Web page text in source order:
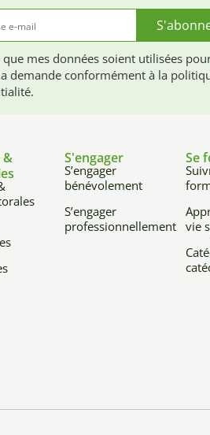
que mes données soient utilisées
demande conformément à la
&
S'engager
S’engager
bénévolement
S’engager
professionnellement
Se
vie